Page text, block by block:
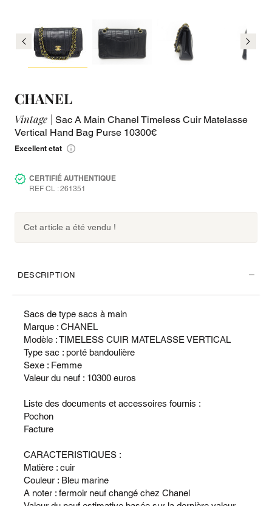
CHANEL
Vintage | Sac A Main Chanel Timeless Cuir Matelasse
Vertical Hand Bag Purse 10300€
Excellent etat
CERTIFIÉ AUTHENTIQUE
REF CL : 261351
Cet article a été vendu !
DESCRIPTION
Sacs de type sacs à main
Marque : CHANEL
Modèle : TIMELESS CUIR MATELASSE VERTICAL
Type sac : porté bandoulière
Sexe : Femme
Valeur du neuf : 10300 euros
Liste des documents et accessoires fournis :
Pochon
Facture
CARACTERISTIQUES :
Matière : cuir
Couleur : Bleu marine
A noter : fermoir neuf changé chez Chanel